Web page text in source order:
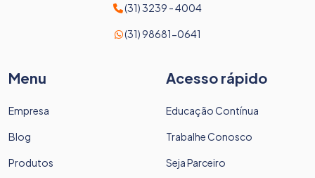
(31) 3239 - 4004
(31) 98681-0641
Menu
Empresa
Blog
Produtos
Acesso rápido
Educação Contínua
Trabalhe Conosco
Seja Parceiro